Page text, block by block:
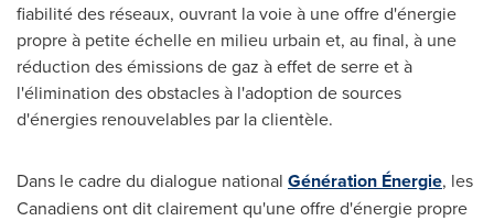
fiabilité des réseaux, ouvrant la voie à une offre d'énergie
propre à petite échelle en milieu urbain et, au final, à une
réduction des émissions de gaz à effet de serre et à
l'élimination des obstacles à l'adoption de sources
d'énergies renouvelables par la clientèle.
Dans le cadre du dialogue national Génération Énergie, les
Canadiens ont dit clairement qu'une offre d'énergie propre